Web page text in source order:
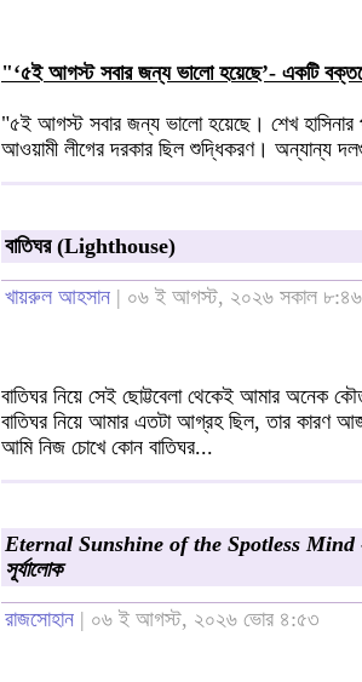
"‘৫ই আগস্ট সবার জন্য ভালো হয়েছে’- একটি
"৫ই আগস্ট সবার জন্য ভালো হয়েছে। শেখ হাসিনার
আওয়ামী লীগের দরকার ছিল শুদ্ধিকরণ। অন্যান্য
বাতিঘর (Lighthouse)
খায়রুল আহসান | ০৬ ই আগস্ট, ২০২৬ সকাল ৮:৪৬
বাতিঘর নিয়ে সেই ছোট্টবেলা থেকেই আমার অনেক
বাতিঘর নিয়ে আমার এতটা আগ্রহ ছিল, তার কারণ
আমি নিজ চোখে কোন বাতিঘর...
Eternal Sunshine of the Spotless Mind -
সূর্যালোক
রাজসোহান | ০৬ ই আগস্ট, ২০২৬ ভোর ৪:৫৩